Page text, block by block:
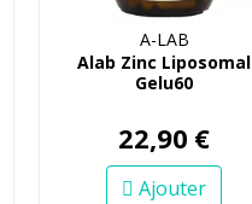
A-LAB
Alab Zinc Liposomal
Gelu60
22,90 €
Ajouter